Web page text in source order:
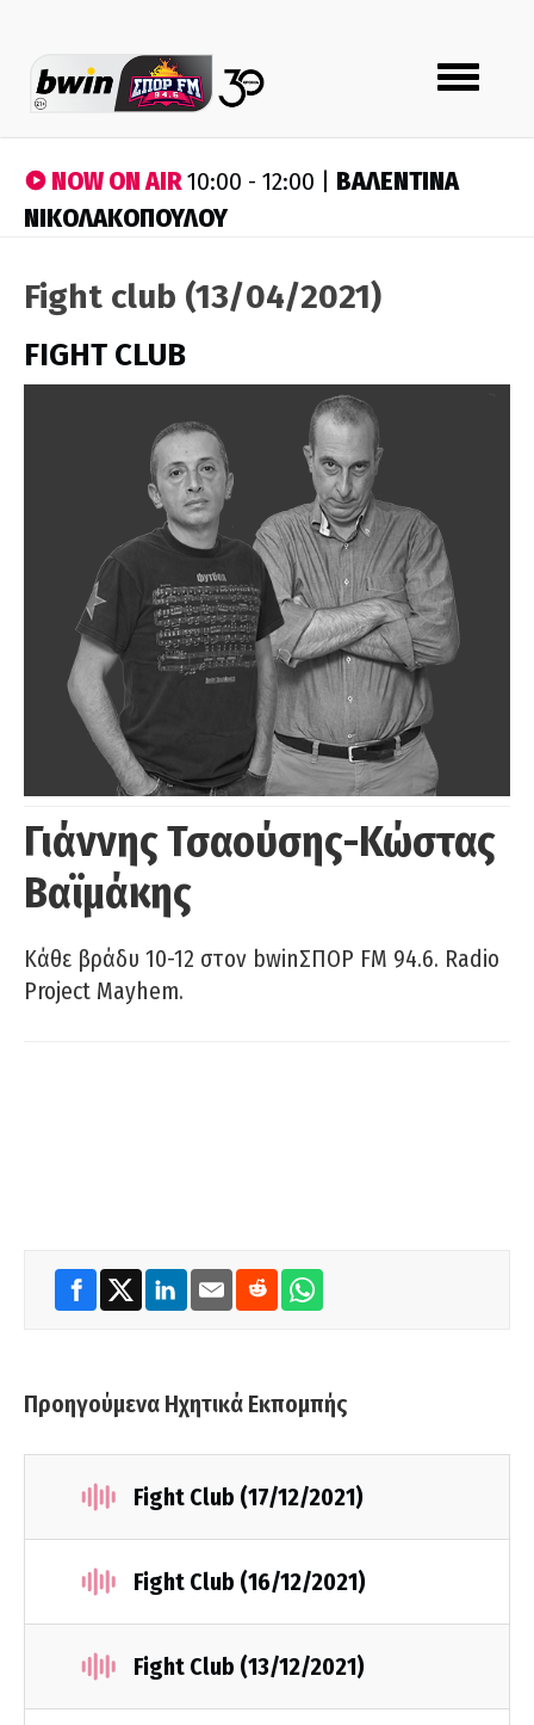
Toggle
navigation
NOW ON AIR10:00 - 12:00 | ΒΑΛΕΝΤΙΝΑ
ΝΙΚΟΛΑΚΟΠΟΥΛΟΥ
Fight club (13/04/2021)
FIGHT CLUB
Γιάννης Τσαούσης-Κώστας
Βαϊμάκης
Κάθε βράδυ 10-12 στον bwinΣΠΟΡ FM 94.6. Radio
Project Mayhem.
Προηγούμενα Ηχητικά Εκπομπής
Fight Club (17/12/2021)
Fight Club (16/12/2021)
Fight Club (13/12/2021)